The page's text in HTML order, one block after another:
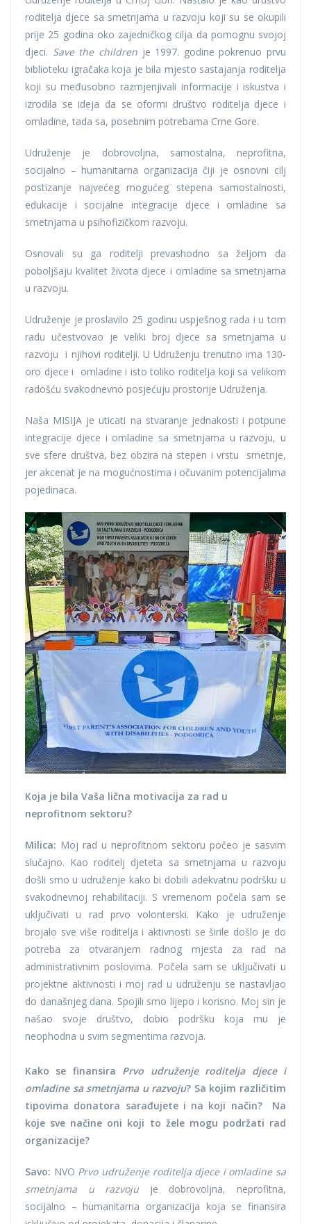
roditelja djece sa smetnjama u razvoju koji su se okupili
prije 25 godina oko zajedničkog cilja da pomognu svojoj
djeci. Save the childrenje 1997. godine pokrenuo prvu
biblioteku igračaka koja je bila mjesto sastajanja roditelja
koji su međusobno razmjenjivali informacije i iskustva i
izrodila se ideja da se oformi društvo roditelja djece i
omladine, tada sa, posebnim potrebama Crne Gore.
Udruženje je dobrovoljna, samostalna, neprofitna,
socijalno – humanitarna organizacija čiji je osnovni cilj
postizanje najvećeg mogućeg stepena samostalnosti,
edukacije i socijalne integracije djece i omladine sa
smetnjama u psihofizičkom razvoju.
Osnovali su ga roditelji prevashodno sa željom da
poboljšaju kvalitet života djece i omladine sa smetnjama
u razvoju.
Udruženje je proslavilo 25 godinu uspješnog rada i u tom
radu učestvovao je veliki broj djece sa smetnjama u
razvoju i njihovi roditelji. U Udruženju trenutno ima 130-
oro djece i omladine i isto toliko roditelja koji sa velikom
radošću svakodnevno posjećuju prostorije Udruženja.
Naša MISIJA je uticati na stvaranje jednakosti i potpune
integracije djece i omladine sa smetnjama u razvoju, u
sve sfere društva, bez obzira na stepen i vrstu smetnje,
jer akcenat je na mogućnostima i očuvanim potencijalima
pojedinaca.
Koja je bila Vaša lična motivacija za rad u
neprofitnom sektoru?
Milica: Moj rad u neprofitnom sektoru počeo je sasvim
slučajno. Kao roditelj djeteta sa smetnjama u razvoju
došli smo u udruženje kako bi dobili adekvatnu podršku u
svakodnevnoj rehabilitaciji. S vremenom počela sam se
uključivati u rad prvo volonterski. Kako je udruženje
brojalo sve više roditelja i aktivnosti se širile došlo je do
potreba za otvaranjem radnog mjesta za rad na
administrativnim poslovima. Počela sam se uključivati u
projektne aktivnosti i moj rad u udruženju se nastavljao
do današnjeg dana. Spojili smo lijepo i korisno. Moj sin je
našao svoje društvo, dobio podršku koja mu je
neophodna u svim segmentima razvoja.
Kako se finansira Prvo udruženje roditelja djece i
omladine sa smetnjama u razvoju? Sa kojim različitim
tipovima donatora sarađujete i na koji način? Na
koje sve načine oni koji to žele mogu podržati rad
organizacije?
Savo: NVO Prvo udruženje roditelja djece i omladine sa
smetnjama u razvoju je dobrovoljna, neprofitna,
socijalno – humanitarna organizacija koja se finansira